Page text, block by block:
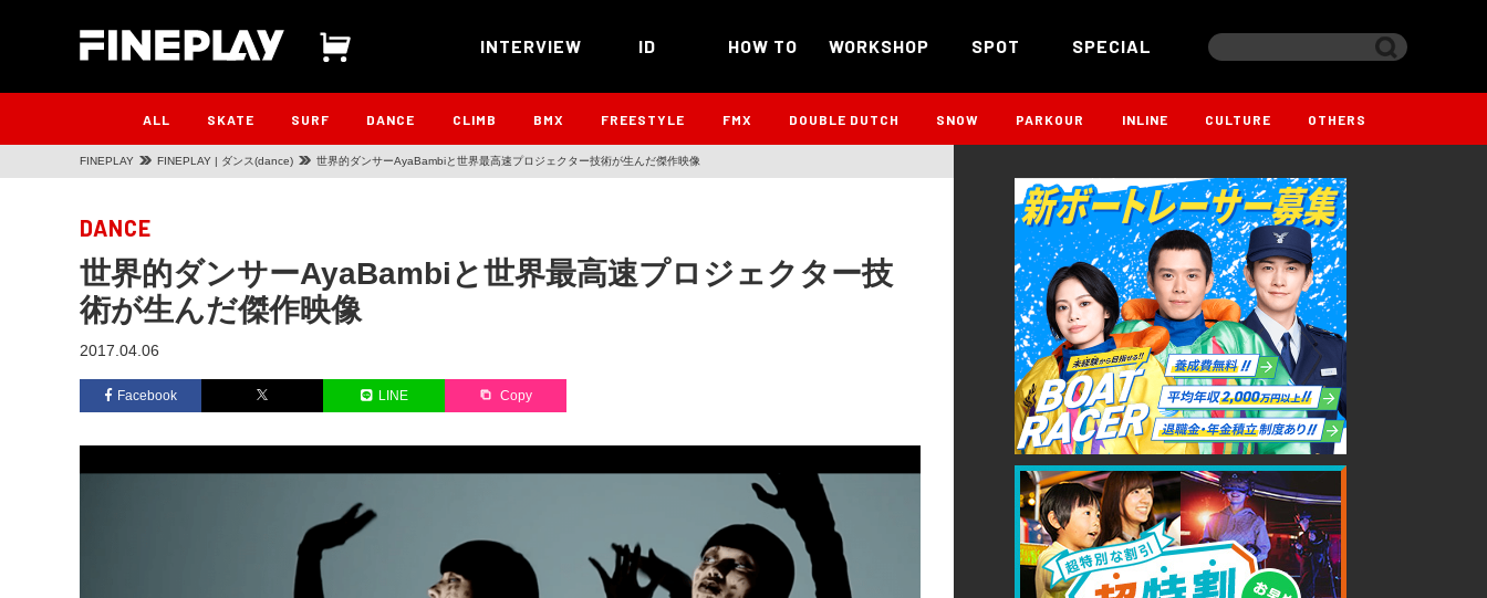
INTERVIEW ID HOW TO WORKSHOP SPOT SPECIAL
ALL SKATE SURF DANCE CLIMB BMX FREESTYLE FMX DOUBLE DUTCH SNOW PARKOUR INLINE CULTURE OTHERS
FINEPLAY FINEPLAY | ダンス(dance) 世界的ダンサーAyaBambiと世界最高速プロジェクター技術が生んだ傑作映像
DANCE
世界的ダンサーAyaBambiと世界最高速プロジェクター技
術が生んだ傑作映像
2017.04.06
Facebook LINE Copy